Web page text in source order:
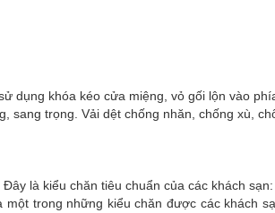
dụng khóa kéo cửa miệng, vỏ gối lộn vào
trọng. Vải dệt chống nhăn, chống xù,
là kiểu chăn tiêu chuẩn của các khách
trong những kiểu chăn được các khách